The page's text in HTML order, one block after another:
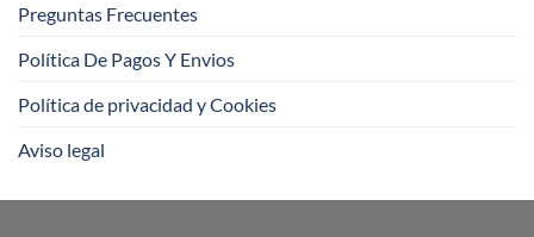
Preguntas Frecuentes
Política De Pagos Y Envios
Política de privacidad y Cookies
Aviso legal